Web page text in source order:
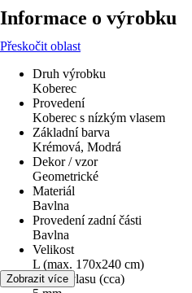
Informace o výrobku
Přeskočit oblast
Druh výrobku
Koberec
Provedení
Koberec s nízkým vlasem
Základní barva
Krémová, Modrá
Dekor / vzor
Geometrické
Materiál
Bavlna
Provedení zadní části
Bavlna
Velikost
L (max. 170x240 cm)
Výška vlasu (cca)
Zobrazit více